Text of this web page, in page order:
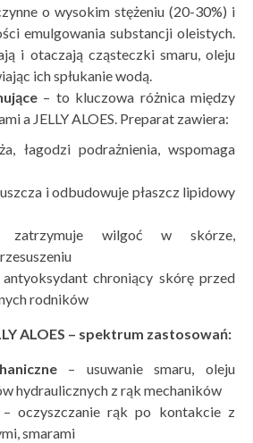
o wysokim stężeniu (20-30%) i
emulgowania substancji oleistych.
i otaczają cząsteczki smaru, oleju
ich spłukanie wodą.
– to kluczowa różnica między
a JELLY ALOES. Preparat zawiera:
łagodzi podrażnienia, wspomaga
i odbudowuje płaszcz lipidowy
wilgoć w skórze,
antyoksydant chroniący skórę przed
rodników
ALOES – spektrum zastosowań:
– usuwanie smaru, oleju
hydraulicznych z rąk mechaników
– oczyszczanie rąk po kontakcie z
smarami